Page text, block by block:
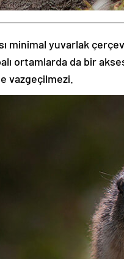
minimal yuvarlak
ortamlarda da bir
vazgeçilmezi.